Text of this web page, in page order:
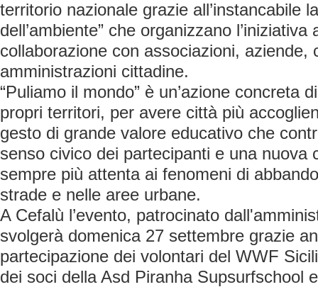
territorio nazionale grazie all’instancabile
dell’ambiente” che organizzano l’iniziativa
collaborazione con associazioni, aziende,
amministrazioni cittadine.
“Puliamo il mondo” è un’azione concreta
propri territori, per avere città più
gesto di grande valore educativo che
senso civico dei partecipanti e una nuova
sempre più attenta ai fenomeni di
strade e nelle aree urbane.
A Cefalù l’evento, patrocinato
svolgerà domenica 27 settembre grazie
partecipazione dei volontari del WWF
dei soci della Asd Piranha Supsurfschool